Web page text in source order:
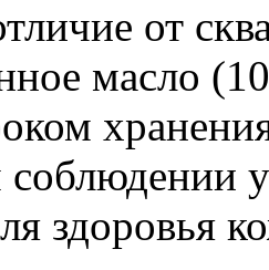
от
масло
здоровья